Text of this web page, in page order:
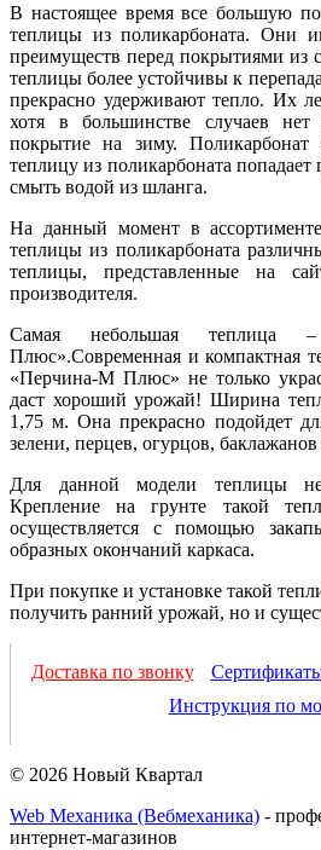
В настоящее время все большую
теплицы из поликарбоната. Они
преимуществ перед покрытиями из
теплицы более устойчивы к
прекрасно удерживают тепло. Их
хотя в большинстве случаев нет
покрытие на зиму. Поликарбонат
теплицу из поликарбоната попадает
смыть водой из шланга.
На данный момент в
теплицы из поликарбоната
теплицы, представленные на
производителя.
Самая небольшая
Плюс».Современная и компактная
«Перчина-М Плюс» не только
даст хороший урожай! Ширина
1,75 м. Она прекрасно подойдет
зелени, перцев, огурцов,
Для данной модели теплицы не
Крепление на грунте такой
осуществляется с помощью
образных окончаний каркаса.
При покупке и установке такой
получить ранний урожай, но и
Доставка по звонку
Инструкция по
© 2026 Новый Квартал
Web Механика (Вебмеханика) -
интернет-магазинов